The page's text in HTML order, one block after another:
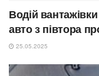
Водій
авто з півтора
25.05.2025